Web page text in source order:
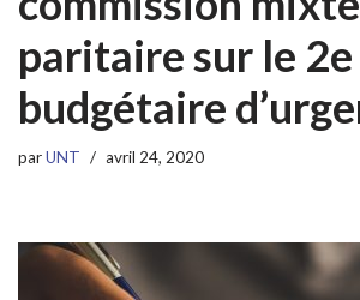
paritaire sur le
budgétaire
parUNT avril 24, 2020